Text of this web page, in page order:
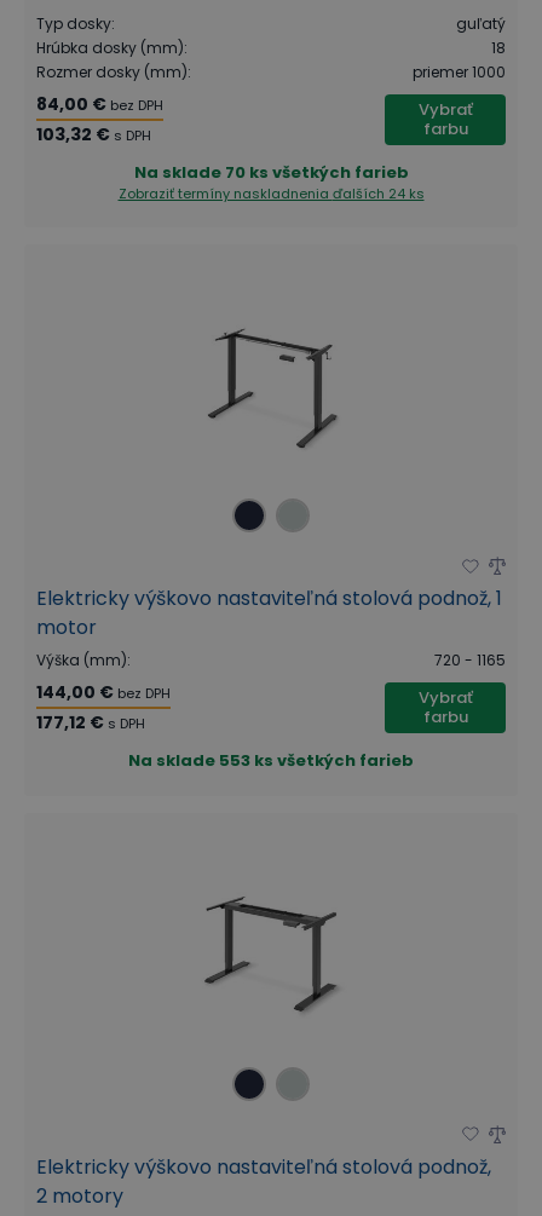
Typ dosky:
guľatý
Hrúbka dosky (mm):
18
Rozmer dosky (mm): priemer 1000
84,00 € bez DPH
103,32 € s DPH
Vybrať
farbu
Na sklade 70 ks všetkých farieb
Zobraziť termíny naskladnenia ďalších 24 ks
Elektricky výškovo nastaviteľná stolová podnož, 1
motor
Výška (mm): 720 - 1165
144,00 € bez DPH
177,12 € s DPH
Vybrať
farbu
Na sklade 553 ks všetkých farieb
Elektricky výškovo nastaviteľná stolová podnož,
2 motory